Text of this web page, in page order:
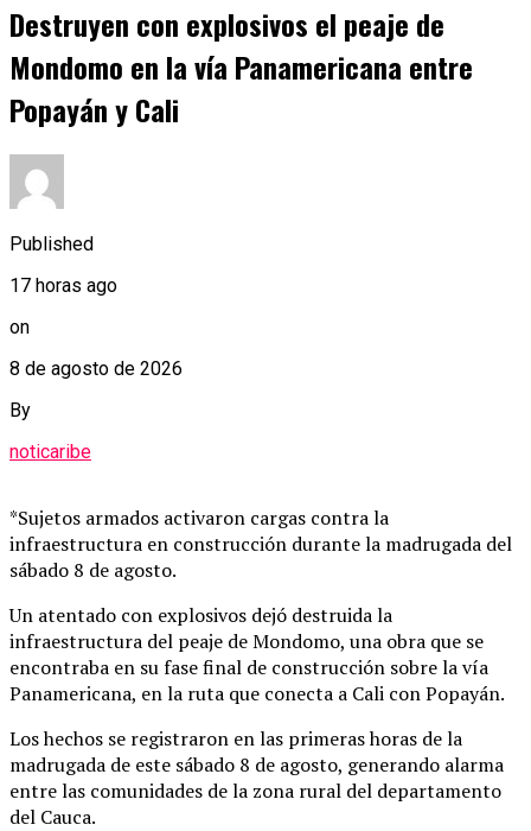
Destruyen con explosivos el peaje de
Mondomo en la vía Panamericana entre
Popayán y Cali
Published
17 horas ago
on
8 de agosto de 2026
By
noticaribe
*Sujetos armados activaron cargas contra la
infraestructura en construcción durante la madrugada del
sábado 8 de agosto.
Un atentado con explosivos dejó destruida la
infraestructura del peaje de Mondomo, una obra que se
encontraba en su fase final de construcción sobre la vía
Panamericana, en la ruta que conecta a Cali con Popayán.
Los hechos se registraron en las primeras horas de la
madrugada de este sábado 8 de agosto, generando alarma
entre las comunidades de la zona rural del departamento
del Cauca.